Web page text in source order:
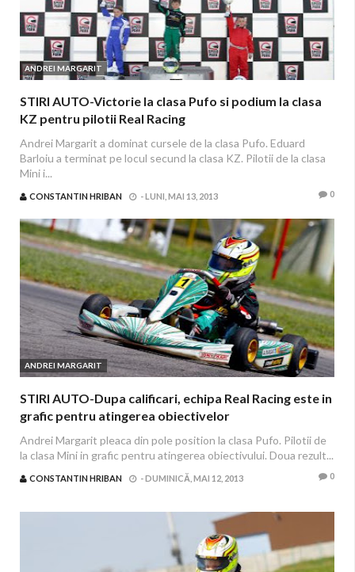
ANDREI MARGARIT
STIRI AUTO-Victorie la clasa Pufo si podium la clasa
KZ pentru pilotii Real Racing
Andrei Margarit a dominat cursele de la clasa Pufo. Eduard
Barloiu a terminat pe locul secund la clasa KZ. Pilotii de la clasa
Mini i...
CONSTANTIN HRIBAN -LUNI, MAI 13, 2013 0
ANDREI MARGARIT
STIRI AUTO-Dupa calificari, echipa Real Racing este in
grafic pentru atingerea obiectivelor
Andrei Margarit pleaca din pole position la clasa Pufo. Pilotii de
la clasa Mini in grafic pentru atingerea obiectivului. Doua rezult...
CONSTANTIN HRIBAN -DUMINICĂ, MAI 12, 2013 0